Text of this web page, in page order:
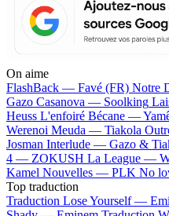
On aime
FlashBack — Favé (FR) Notre
Gazo Casanova — Soolking
Heuss L'enfoiré Bécane —
Werenoi Meuda — Tiakola
Josman Interlude — Gazo &
4 — ZOKUSH La League —
Kamel Nouvelles — PLK No
Top traduction
Traduction Lose Yourself —